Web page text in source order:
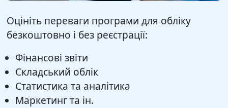
Оцініть переваги програми для обліку
безкоштовно і без реєстрації:
Фінансові звіти
Складський облік
Статистика та аналітика
Маркетинг та ін.